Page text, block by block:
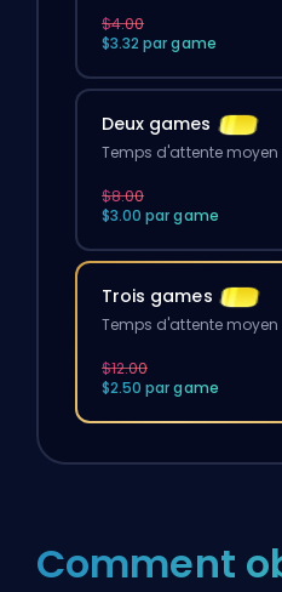
$4.00
$3.32 par game
Deux games
Temps d'attente
$8.00
$3.00 par game
Trois games
Temps d'attente
$12.00
$2.50 par game
Comment